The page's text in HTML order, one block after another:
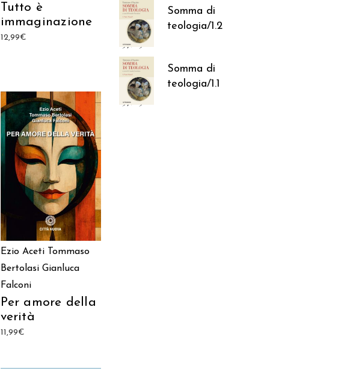
Tutto è
immaginazione
12,99€
AGGIUNGI AL CARRELLO
Ezio Aceti Tommaso
Bertolasi Gianluca
Falconi
Per amore della
verità
11,99€
Somma di
teologia/1.2
37,05€
Somma di
teologia/1.1
37,05€